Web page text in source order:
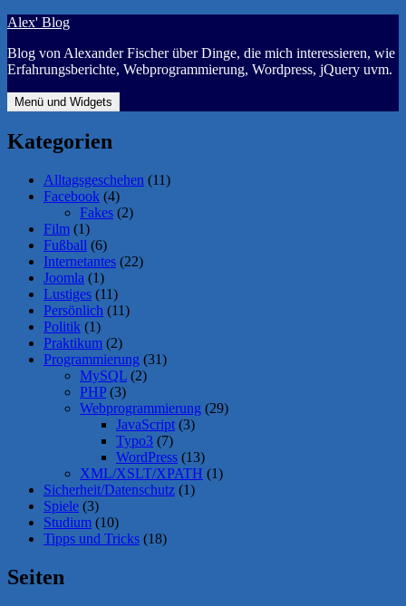
Zum
springen
Alex' Blog
Blog von Alexander Fischer über Dinge, die mich interessieren, wie
Erfahrungsberichte, Webprogrammierung, Wordpress, jQuery uvm.
Menü und Widgets
Kategorien
Alltagsgeschehen (11)
Facebook (4)
Fakes (2)
Film (1)
Fußball (6)
Internetantes (22)
Joomla (1)
Lustiges (11)
Persönlich (11)
Politik (1)
Praktikum (2)
Programmierung (31)
MySQL (2)
PHP (3)
Webprogrammierung (29)
JavaScript (3)
Typo3 (7)
WordPress (13)
XML/XSLT/XPATH (1)
Sicherheit/Datenschutz (1)
Spiele (3)
Studium (10)
Tipps und Tricks (18)
Seiten